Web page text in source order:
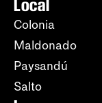
Local
Colonia
Maldonado
Paysandú
Salto